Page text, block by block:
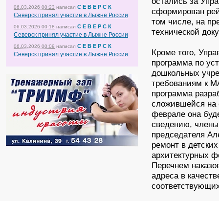
06.03.2026 00:23 написал С Е В Е Р С К
Северск принял участие в Лыжне России
06.03.2026 00:18 написал С Е В Е Р С К
Северск принял участие в Лыжне России
06.03.2026 00:09 написал С Е В Е Р С К
Северск принял участие в Лыжне России
сформирован
том числе, на
технической
Кроме того,
программа по
дошкольных
требованиям к
программа
сложившейся на
феврале она
сведению, члены
председателя
ремонт в
архитектурных
Перечнем
адреса в